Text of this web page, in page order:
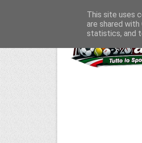
This site uses
are shared
statistics, and